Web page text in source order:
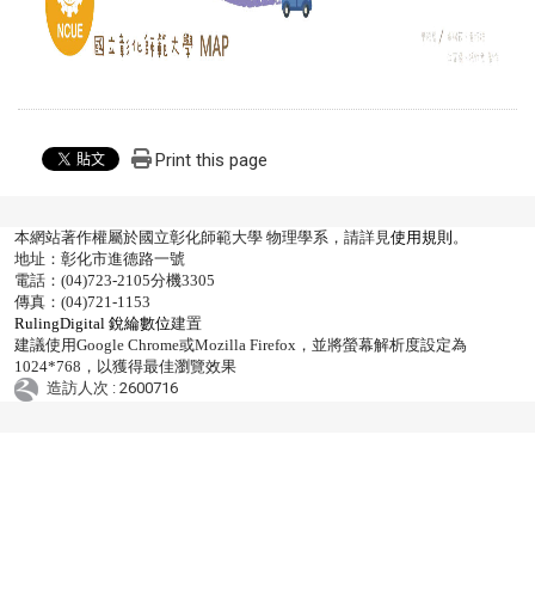
Print this page
本網站著作權屬於國立彰化師範大學 物理學系，請詳見使用規則 。
地址：彰化市進德路一號
電話：(04)723-2105分機3305
傳真：(04)721-1153
RulingDigital 銳綸數位建置
建議使用Google Chrome或Mozilla Firefox，並將螢幕解析度設定為
1024*768，以獲得最佳瀏覽效果
造訪人次 : 2600716